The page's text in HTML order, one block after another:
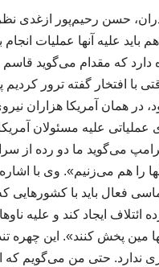
حسن رحیم‌پور ازغدی
علیه آنها عملیات
که مقدام می‌گوید قاسم
با افتخار گفته ترور
در همان آمریکا هزاران
عملیاتی علیه مسئولان
می‌گوید ما دو رده از
را هم می‌زنیم». وی با
باید با کشورهایی که
ائتلاف ایجاد کند و علیه
مین پخش کنند». این
حتی من می‌گویم که